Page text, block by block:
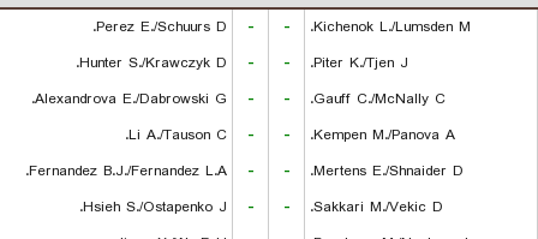
Perez E./Schuurs D.
- -
Kichenok L./Lumsden M.
Hunter S./Krawczyk D.
- -
Piter K./Tjen J.
Alexandrova E./Dabrowski G.
- -
Gauff C./McNally C.
Li A./Tauson C.
- -
Kempen M./Panova A.
Fernandez B.J./Fernandez L.A.
- -
Mertens E./Shnaider D.
Hsieh S./Ostapenko J.
- -
Sakkari M./Vekic D.